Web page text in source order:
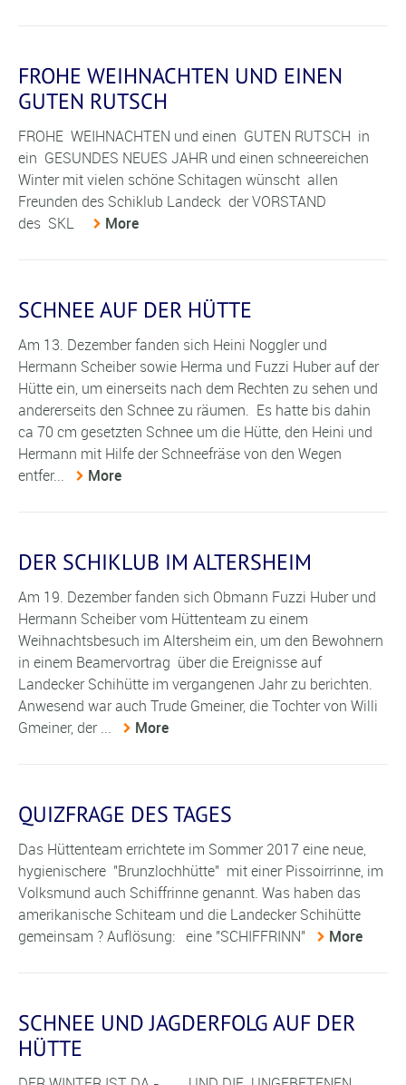
FROHE WEIHNACHTEN UND EINEN
GUTEN RUTSCH
FROHE WEIHNACHTEN und einen GUTEN RUTSCH in
ein GESUNDES NEUES JAHR und einen schneereichen
Winter mit vielen schöne Schitagen wünscht allen
Freunden des Schiklub Landeck der VORSTAND
des SKL
More
SCHNEE AUF DER HÜTTE
Am 13. Dezember fanden sich Heini Noggler und
Hermann Scheiber sowie Herma und Fuzzi Huber auf der
Hütte ein, um einerseits nach dem Rechten zu sehen und
andererseits den Schnee zu räumen. Es hatte bis dahin
ca 70 cm gesetzten Schnee um die Hütte, den Heini und
Hermann mit Hilfe der Schneefräse von den Wegen
entfer...
More
DER SCHIKLUB IM ALTERSHEIM
Am 19. Dezember fanden sich Obmann Fuzzi Huber und
Hermann Scheiber vom Hüttenteam zu einem
Weihnachtsbesuch im Altersheim ein, um den Bewohnern
in einem Beamervortrag über die Ereignisse auf
Landecker Schihütte im vergangenen Jahr zu berichten.
Anwesend war auch Trude Gmeiner, die Tochter von Willi
Gmeiner, der ...
More
QUIZFRAGE DES TAGES
Das Hüttenteam errichtete im Sommer 2017 eine neue,
hygienischere "Brunzlochhütte" mit einer Pissoirrinne, im
Volksmund auch Schiffrinne genannt. Was haben das
amerikanische Schiteam und die Landecker Schihütte
gemeinsam ? Auflösung: eine "SCHIFFRINN"
More
SCHNEE UND JAGDERFOLG AUF DER
HÜTTE